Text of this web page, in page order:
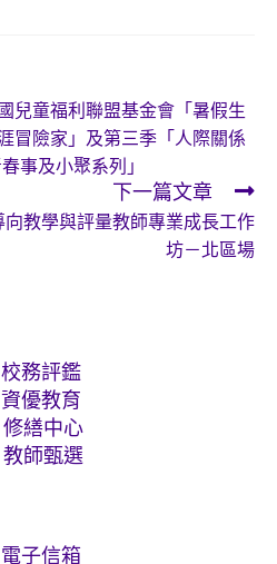
兒童福利聯盟基金會「暑假生
冒險家」及第三季「人際關係
事及小聚系列」
下一篇文章
向教學與評量教師專業成長工作
坊－北區場
校務評鑑
資優教育
修繕中心
教師甄選
電子信箱